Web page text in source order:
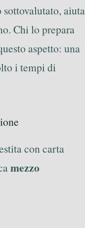
sottovalutato, aiuta
Chi lo prepara
aspetto: una
i tempi di
con carta
mezzo